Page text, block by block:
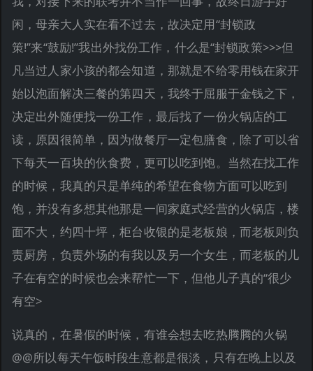
闲，母亲大人实在看不过去，故决定用“封锁政
策!”来“鼓励!”我出外找份工作，什么是“封锁政策>>>但
凡当过人家小孩的都会知道，那就是不给零用钱在家开
始以泡面解决三餐的第四天，我终于屈服于金钱之下，
决定出外随便找一份工作，最后找了一份火锅店的工
读，原因很简单，因为做餐厅一定包膳食，除了可以省
下每天一百块的伙食费，更可以吃到饱。当然在找工作
的时候，我真的只是单纯的希望在食物方面可以吃到
饱，并没有多想其他那是一间家庭式经营的火锅店，楼
面不大，约四十坪，柜台收银的是老板娘，而老板则负
责厨房，负责外场的有我以及另一个女生，而老板的儿
子在有空的时候也会来帮忙一下，但他儿子真的“很少
有空>
说真的，在暑假的时候，有谁会想去吃热腾腾的火锅
@@所以每天午饭时段生意都是很淡，只有在晚上以及